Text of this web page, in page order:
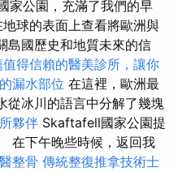
家公園，充滿了我們的早
球的表面上查看將歐洲與
島國歷史和地質未來的信
值得信賴的醫美診所，讓你
漏水部位 在這裡，歐洲最
從冰川的語言中分解了幾塊
夥伴 Skaftafell國家公園提
在下午晚些時候，返回我
整骨 傳統整復推拿技術士